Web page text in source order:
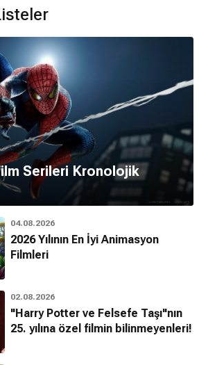
Serileri Kronolojik
04.08.2026
2026 Yılının En İyi Animasyon
Filmleri
02.08.2026
"Harry Potter ve Felsefe Taşı"nın
25. yılına özel filmin bilinmeyenleri!